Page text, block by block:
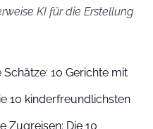
KI für die Erstellung
10 Gerichte mit
10 kinderfreundlichsten
Zugreisen: Die 10